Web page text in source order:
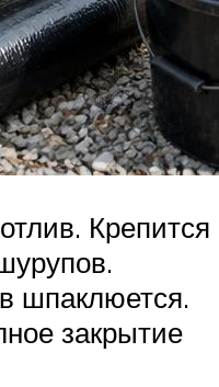
Крепится
шпаклюется.
закрытие